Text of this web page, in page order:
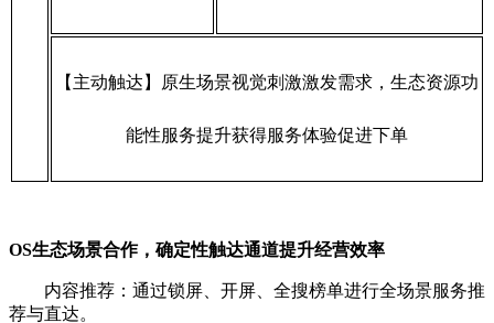
【主动触达】原生场景视觉刺激激发需求，生态资源功
能性服务提升获得服务体验促进下单
OS生态场景合作，确定性触达通道提升经营效率
内容推荐：通过锁屏、开屏、全搜榜单进行全场景服务推
荐与直达。